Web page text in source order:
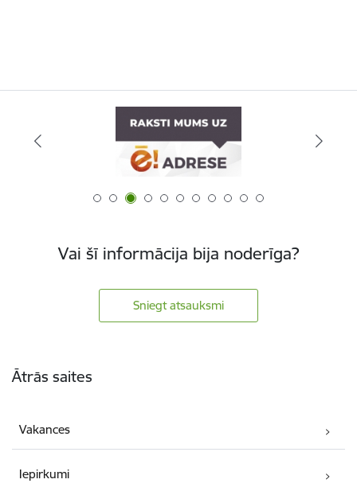
Vai šī informācija bija noderīga?
Sniegt atsauksmi
Ātrās saites
Vakances
Iepirkumi